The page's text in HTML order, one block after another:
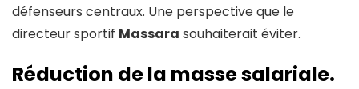
défenseurs centraux. Une perspective que le
directeur sportif Massara souhaiterait éviter.
Réduction de la masse salariale.